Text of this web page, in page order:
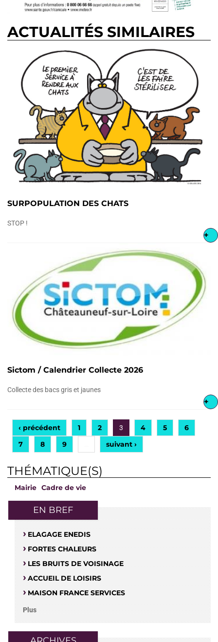
ACTUALITÉS SIMILAIRES
SURPOPULATION DES CHATS
STOP !
+
Sictom / Calendrier Collecte 2026
Collecte des bacs gris et jaunes
+
‹ précédent 1 2 3 4 5
6
7
8 9 suivant ›
THÉMATIQUE(S)
Mairie Cadre de vie
EN BREF
ELAGAGE ENEDIS
FORTES CHALEURS
LES BRUITS DE VOISINAGE
ACCUEIL DE LOISIRS
MAISON FRANCE SERVICES
Plus